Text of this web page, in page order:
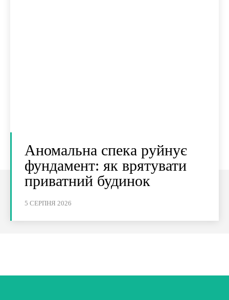
Аномальна спека руйнує
фундамент: як врятувати
приватний будинок
5 СЕРПНЯ 2026